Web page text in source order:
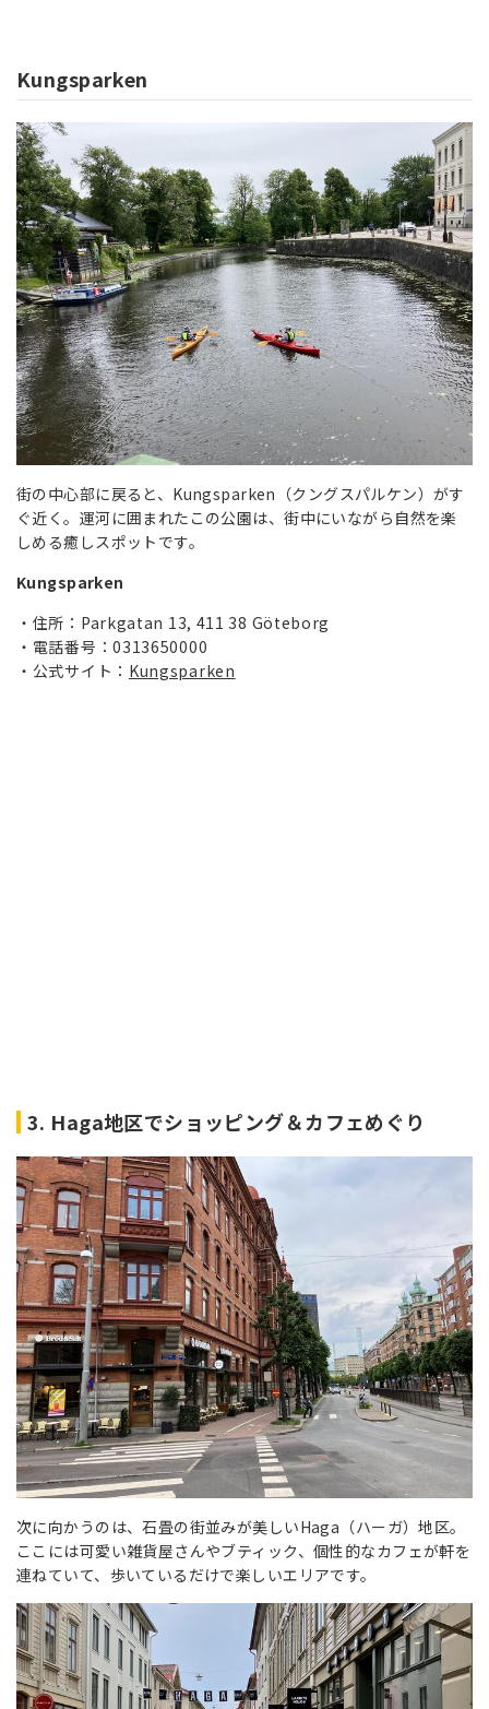
Kungsparken
街の中心部に戻ると、Kungsparken（クングスパルケン）がす
ぐ近く。運河に囲まれたこの公園は、街中にいながら自然を楽
しめる癒しスポットです。
Kungsparken
住所：Parkgatan 13, 411 38 Göteborg
電話番号：0313650000
公式サイト： Kungsparken
3. Haga地区でショッピング＆カフェめぐり
次に向かうのは、石畳の街並みが美しいHaga（ハーガ）地区。
ここには可愛い雑貨屋さんやブティック、個性的なカフェが軒を
連ねていて、歩いているだけで楽しいエリアです。